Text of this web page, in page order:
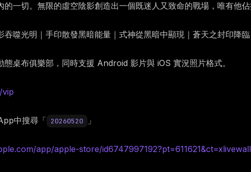
一切。無限的虛空陰影創造出一個既迷人又致命的戰場，唯有他佔
吞噬光明｜手印散發黑暗能量｜式神從黑暗中顯現｜蒼天之封印降
桌布俱樂部，同時支援 Android 影片與 iOS 實況照片格式。
vip
中搜尋「 20260520 」
app/apple-store/